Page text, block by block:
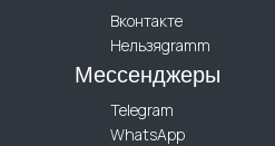
Вконтакте
Нельзяgramm
Telegram
WhatsApp
Мессенджеры